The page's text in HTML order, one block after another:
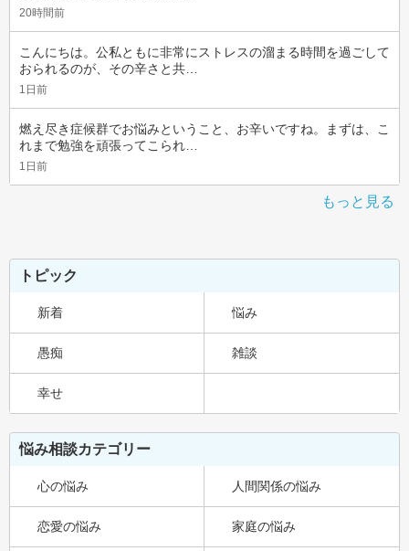
20時間前
こんにちは。公私ともに非常にストレスの溜まる時間を過ごして
おられるのが、その辛さと共…
1日前
燃え尽き症候群でお悩みということ、お辛いですね。まずは、こ
れまで勉強を頑張ってこられ…
1日前
もっと見る
トピック
新着 悩み
愚痴 雑談
幸せ
悩み相談カテゴリー
心の悩み 人間関係の悩み
恋愛の悩み 家庭の悩み